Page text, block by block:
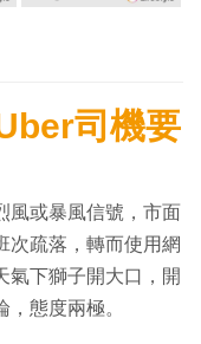
司機要
風或暴風信號，市面
次疏落，轉而使用網
氣下獅子開大口，開
態度兩極。